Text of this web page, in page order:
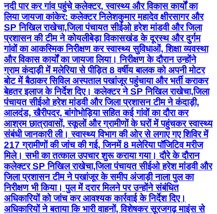
नदी पार कर गांव पहुंचे कलेक्टर, स्वास्थ्य और विकास कार्यों का
लिया जायजा कांकेर: कलेक्टर निलेशकुमार महादेव क्षीरसागर और
SP निखिल राखेचा,जिला पंचायत सीईओ हरेश मांडवी और जिला
प्रशासन की टीम ने कोयलीबेड़ा विकासखंड के दूरस्थ और दुर्गम
गांवों का आकस्मिक निरीक्षण कर स्वास्थ्य सुविधाओं, शिक्षा व्यवस्था
और विकास कार्यों का जायजा लिया। निरीक्षण के दौरान उन्होंने
ग्राम कंदाड़ी में मलेरिया से पीड़ित 8 वर्षीय बालक को अपनी मोटर
बोट में बैठाकर सिविल अस्पताल पखांजूर पहुंचाया और भर्ती कराकर
बेहतर इलाज के निर्देश दिए। कलेक्टर ने SP निखिल राखेचा,जिला
पंचायत सीईओ हरेश मांडवी और जिला प्रशासन टीम ने कंदाड़ी,
आलदंड, खैरीपदर, बांगोभोड़िया सहित कई गांवों का दौरा कर
आश्रम छात्रावासों, स्कूलों और ग्रामीणों के घरों में पहुंचकर स्वास्थ्य
संबंधी जानकारी ली। स्वास्थ्य विभाग की ओर से लगाए गए शिविर में
217 ग्रामीणों की जांच की गई, जिनमें 8 मलेरिया पॉजिटिव मरीज
मिले। सभी का तत्काल उपचार शुरू कराया गया। दौरे के दौरान
कलेक्टर SP निखिल राखेचा,जिला पंचायत सीईओ हरेश मांडवी और
जिला प्रशासन टीम ने पखांजूर के समीप अंजाड़ी नाला पुल का
निरीक्षण भी किया। पुल में दरार मिलने पर उन्होंने संबंधित
अधिकारियों को जांच कर आवश्यक कार्रवाई के निर्देश दिए।
अधिकारियों ने बताया कि भारी वाहनों, विशेषकर सूरजगढ़ माइंस से